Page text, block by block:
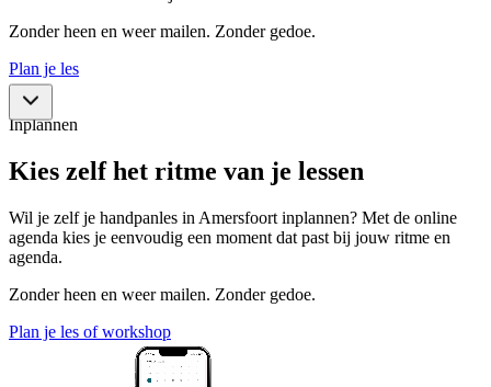
Zonder heen en weer mailen. Zonder gedoe.
Plan je les
Inplannen
Kies zelf het ritme van je lessen
Wil je zelf je handpanles in Amersfoort inplannen? Met de online
agenda kies je eenvoudig een moment dat past bij jouw ritme en
agenda.
Zonder heen en weer mailen. Zonder gedoe.
Plan je les of workshop